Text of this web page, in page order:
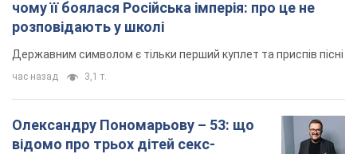
чому її боялася Російська імперія: про це не
розповідають у школі
Державним символом є тільки перший куплет та приспів пісні
час назад 3,1 т.
Олександру Пономарьову – 53: що
відомо про трьох дітей секс-